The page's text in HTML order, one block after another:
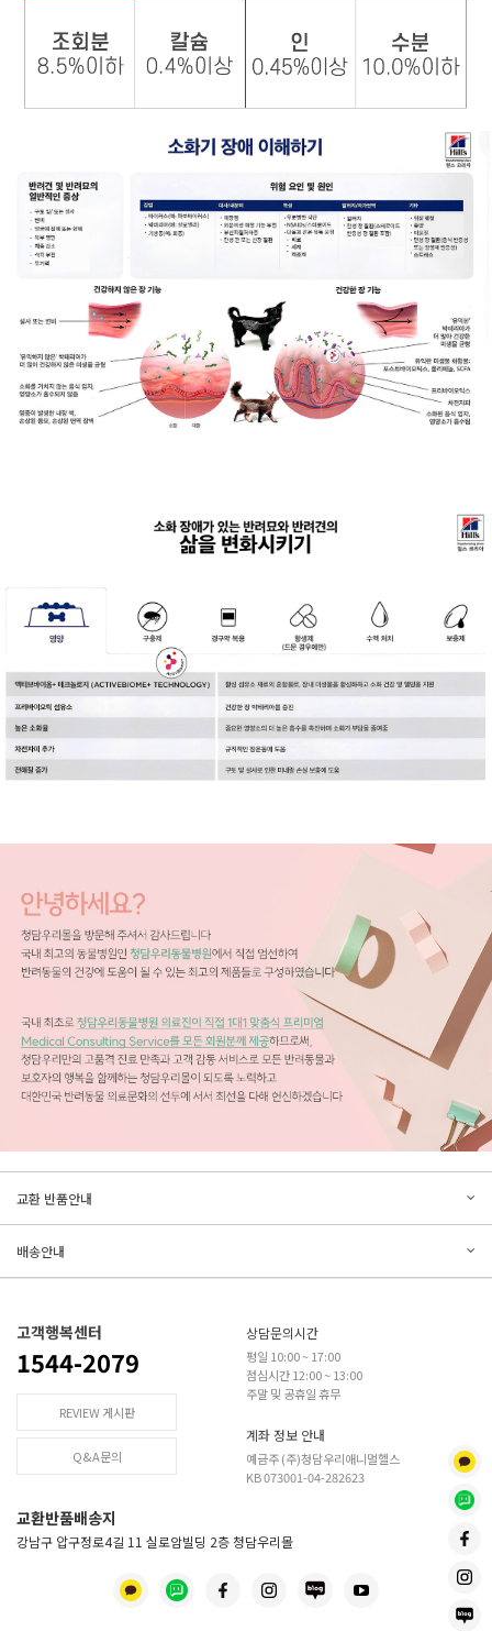
교환 반품안내
배송안내
고객행복센터
1544-2079
REVIEW 게시판
Q&A문의
상담문의시간
평일 10:00 ~ 17:00
점심시간 12:00 ~ 13:00
주말 및 공휴일 휴무
계좌 정보 안내
예금주 (주)청담우리애니멀헬스
KB 073001-04-282623
교환반품배송지
강남구 압구정로4길 11 실로암빌딩 2층 청담우리몰